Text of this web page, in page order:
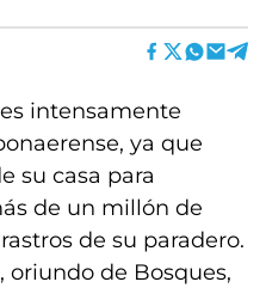
intensamente
ya que
su casa para
de un millón de
de su paradero.
oriundo de Bosques,